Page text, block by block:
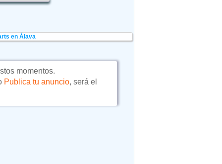
en Álava
momentos.
Publica tu anuncio, será el